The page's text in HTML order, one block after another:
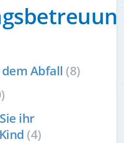
Abfall (8)
ihr
(4)